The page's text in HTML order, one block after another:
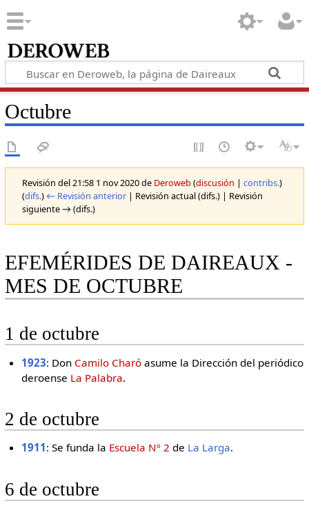
Octubre
Revisión del 21:58 1 nov 2020 de Deroweb(discusión | contribs.)
(difs.) ← Revisión anterior| Revisión actual (difs.) | Revisión
siguiente → (difs.)
EFEMÉRIDES DE DAIREAUX -
MES DE OCTUBRE
1 de octubre
1923: Don Camilo Charó asume la Dirección del periódico
deroense La Palabra.
2 de octubre
1911: Se funda la Escuela Nº 2 de La Larga.
6 de octubre